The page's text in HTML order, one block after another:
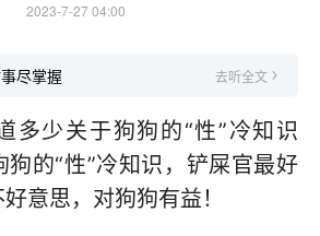
2023-7-27 04:00
尽掌握 去听全文
多少关于狗狗的“性”冷知识
狗的“性”冷知识，铲屎官最好
意思，对狗狗有益！